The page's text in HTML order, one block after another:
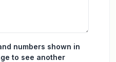
numbers shown in
to see another